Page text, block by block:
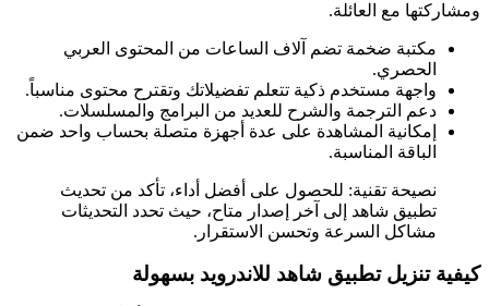
ومشاركتها مع العائلة.
مكتبة ضخمة تضم آلاف الساعات من المحتوى العربي
الحصري.
واجهة مستخدم ذكية تتعلم تفضيلاتك وتقترح محتوى مناسباً.
دعم الترجمة والشرح للعديد من البرامج والمسلسلات.
إمكانية المشاهدة على عدة أجهزة متصلة بحساب واحد ضمن
الباقة المناسبة.
نصيحة تقنية: للحصول على أفضل أداء، تأكد من تحديث
تطبيق شاهد إلى آخر إصدار متاح، حيث تحدد التحديثات
مشاكل السرعة وتحسن الاستقرار.
كيفيةتنزيل تطبيق شاهد للاندرويد بسهولة